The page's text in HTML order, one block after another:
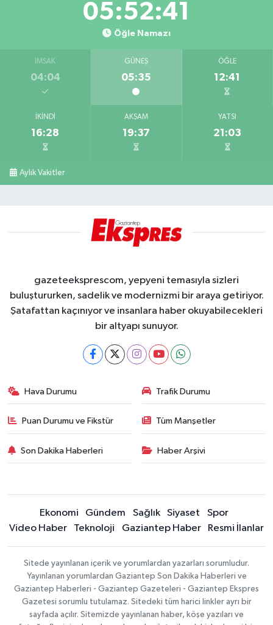
05:52:40
Öğle Namazı
İMSAK
04:04
GÜNEŞ
05:35
ÖĞLE
12:41
İKINDI
16:28
AKŞAM
19:37
YATSI
21:03
Aylık Vakitler
gazeteeksprescom, yepyeni temasıyla sizleri
buluştururken, sadelik ve modernizmi bir araya getiriyor.
Şatafattan kaçınıyor ve insanlara haber okuyabilecekleri
bir altyapı sunuyor.
Hava Durumu Trafik Durumu
Puan Durumu ve Fikstür Tüm Manşetler
Son Dakika Haberleri Haber Arşivi
Ekonomi Gündem Sağlık Siyaset
Spor
Video Haber
Teknoloji Gaziantep Haber Resmi İlanlar
Sitede yayınlanan içerik ve yorumlardan yazarları sorumludur.
Yayınlanan yorumlardan Gaziantep Son Dakika Haberleri ve
Gaziantep Haberleri - Gaziantep Gazeteleri - Gaziantep Ekspres
Gazetesi sorumlu tutulamaz. Sitedeki tüm harici linkler ayrı bir
sayfada açılır. Sitemizde yayınlanan haber, köşe yazıları ve